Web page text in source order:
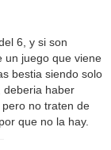
6, y si son
un juego que viene
bestia siendo solo
deberia haber
no traten de
que no la hay.